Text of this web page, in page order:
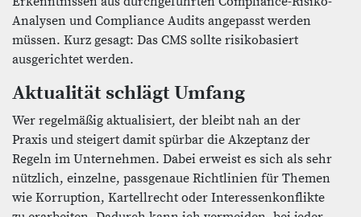
Analysen und Compliance Audits angepasst werden
müssen. Kurz gesagt: Das CMS sollte risikobasiert
ausgerichtet werden.
Aktualität schlägt Umfang
Wer regelmäßig aktualisiert, der bleibt nah an der
Praxis und steigert damit spürbar die Akzeptanz der
Regeln im Unternehmen. Dabei erweist es sich als sehr
nützlich, einzelne, passgenaue Richtlinien für Themen
wie Korruption, Kartellrecht oder Interessenkonflikte